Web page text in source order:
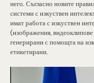
него. Съгласно новите
системи с изкуствен
имат работа с изкуствен
(изображения,
генерирани с помощта на
етикетирани.